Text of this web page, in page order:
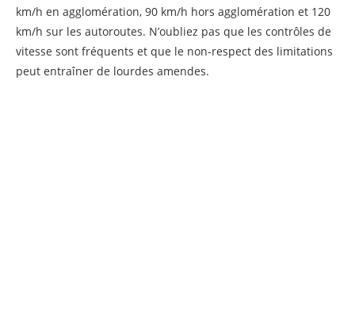
km/h en agglomération, 90 km/h hors agglomération et 120
km/h sur les autoroutes. N’oubliez pas que les contrôles de
vitesse sont fréquents et que le non-respect des limitations
peut entraîner de lourdes amendes.